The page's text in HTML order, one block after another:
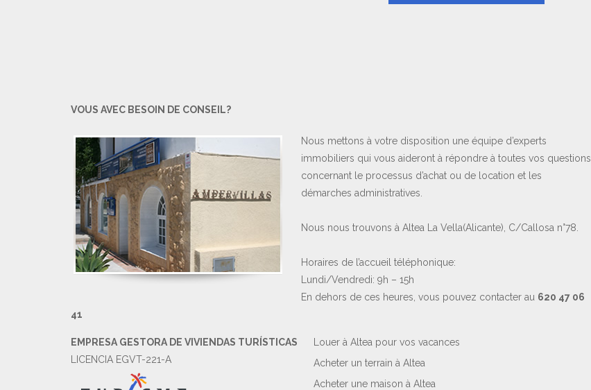
VOUS AVEC BESOIN DE CONSEIL?
Nous mettons à votre disposition une équipe d’experts
immobiliers qui vous aideront à répondre à toutes vos questions
concernant le processus d’achat ou de location et les
démarches administratives.
Nous nous trouvons à Altea La Vella(Alicante), C/Callosa n°78.
Horaires de l’accueil téléphonique:
Lundi/Vendredi: 9h – 15h
En dehors de ces heures, vous pouvez contacter au 620 47 06
41
EMPRESA GESTORA DE VIVIENDAS TURÍSTICAS
LICENCIA EGVT-221-A
Louer à Altea pour vos vacances
Acheter un terrain à Altea
Acheter une maison à Altea